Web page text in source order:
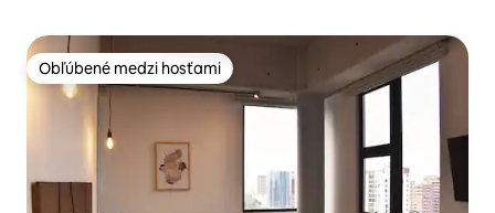
Obľúbené medzi hosťami
Obľúbené medzi hosťami